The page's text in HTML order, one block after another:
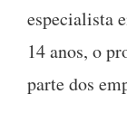
especialista
14 anos, o
parte dos